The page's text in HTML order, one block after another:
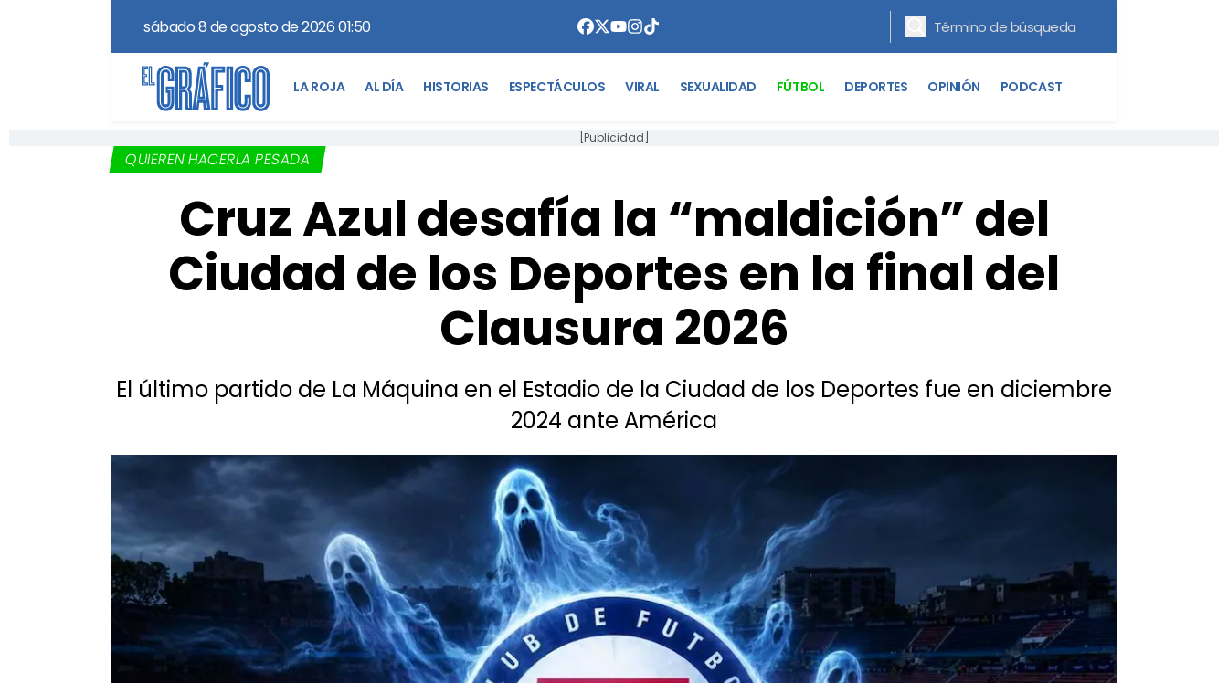
sábado 8 de agosto de 2026 01:50
LA ROJA AL DÍA HISTORIAS ESPECTÁCULOS VIRAL SEXUALIDAD FÚTBOL DEPORTES OPINIÓN PODCAST
[Publicidad]
QUIEREN HACERLA PESADA
Cruz Azul desafía la “maldición” del
Ciudad de los Deportes en la final del
Clausura 2026
El último partido de La Máquina en el Estadio de la Ciudad de los Deportes fue en diciembre
2024 ante América